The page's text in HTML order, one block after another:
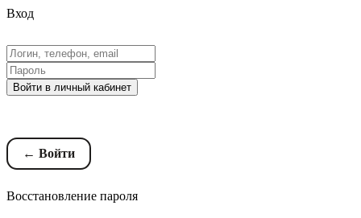
Вход
Войти в личный кабинет
← Войти
Восстановление пароля